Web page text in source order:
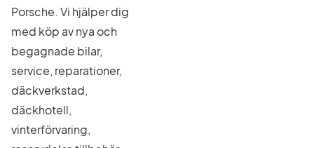
Porsche. Vi hjälper dig
med köp av nya och
begagnade bilar,
service, reparationer,
däckverkstad,
däckhotell,
vinterförvaring,